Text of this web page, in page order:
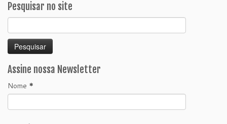
Pesquisar no site
por:
Assine nossa Newsletter
Nome *